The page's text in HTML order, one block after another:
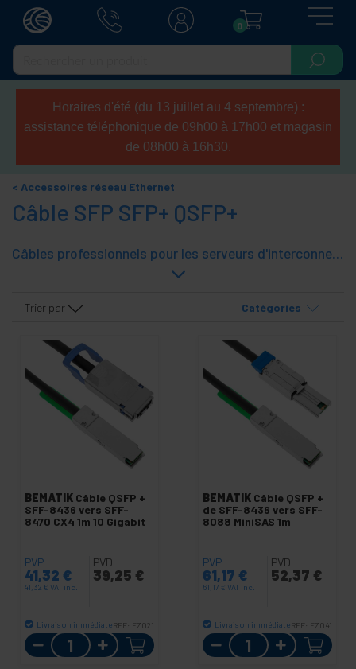
0
Horaires d'été (du 13 juillet au 4 septembre) :
assistance téléphonique de 09h00 à 17h00 et magasin
de 08h00 à 16h30.
Accessoires réseau Ethernet
Câble SFP SFP+ QSFP+
Câbles professionnels pour les serveurs d'interconnexion, systèmes de stockage, racks, clusters, etc. Câbles sur la base de la SFP, SFP + et + QSFP.
Trier par Catégories
BEMATIK Câble QSFP +
SFF-8436 vers SFF-
8470 CX4 1m 10 Gigabit
PVP
41,32 €
41,32 € VAT inc.
PVD
39,25 €
Livraison immédiate REF: FZ021
Quantité
BEMATIK Câble QSFP +
de SFF-8436 vers SFF-
8088 MiniSAS 1m
PVP
61,17 €
61,17 € VAT inc.
PVD
52,37 €
Livraison immédiate REF: FZ041
Quantité